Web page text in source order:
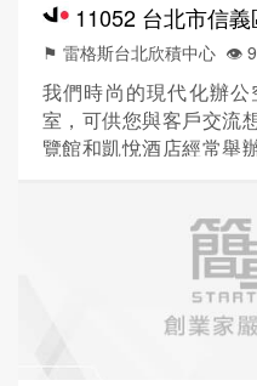
11052 台北市信
⚑ 雷格斯台北欣積中心 👁️‍
我們時尚的現代化辦
室，可供您與客戶交流
覽館和凱悅酒店經常舉